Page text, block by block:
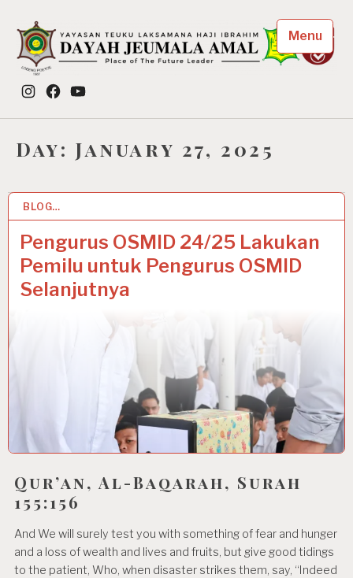
content
Dayah Jeumala Amal
Place of The Future Leader
Instagram
FacebookYouTube
Menu
Day: January 27, 2025
BLOG…
Pengurus OSMID 24/25 Lakukan
Pemilu untuk Pengurus OSMID
Selanjutnya
27 JAN 2025
Qur’an, Al-Baqarah, Surah
155:156
And We will surely test you with something of fear and hunger
and a loss of wealth and lives and fruits, but give good tidings
to the patient, Who, when disaster strikes them, say, “Indeed